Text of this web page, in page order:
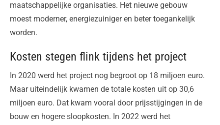
maatschappelijke organisaties. Het nieuwe gebouw
moest moderner, energiezuiniger en beter toegankelijk
worden.
Kosten stegen flink tijdens het project
In 2020 werd het project nog begroot op 18 miljoen euro.
Maar uiteindelijk kwamen de totale kosten uit op 30,6
miljoen euro. Dat kwam vooral door prijsstijgingen in de
bouw en hogere sloopkosten. In 2022 werd het